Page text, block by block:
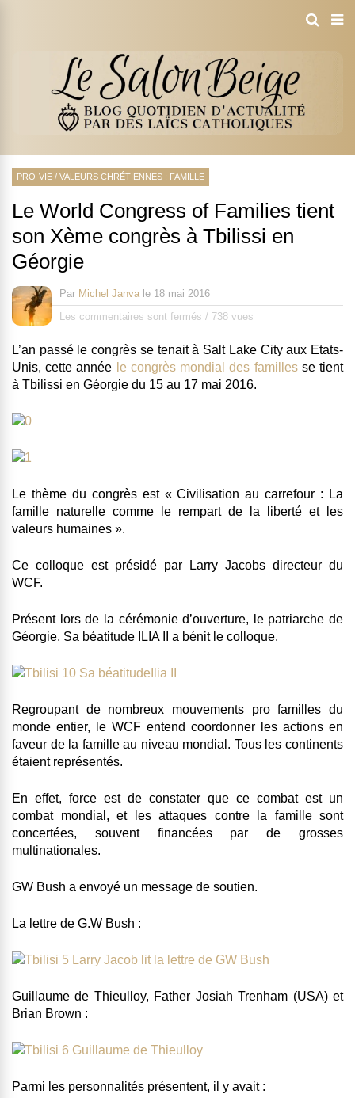
PRO-VIE / VALEURS CHRÉTIENNES : FAMILLE
Le World Congress of Families tient
son Xème congrès à Tbilissi en
Géorgie
Par Michel Janva le 18 mai 2016
Les commentaires sont fermés / 738 vues
L’an passé le congrès se tenait à Salt Lake City aux Etats-
Unis, cette année le congrès mondial des famillesse tient
à Tbilissi en Géorgie du 15 au 17 mai 2016.
Le thème du congrès est «Civilisation au carrefour : La
famille naturelle comme le rempart de la liberté et les
valeurs humaines ».
Ce colloque est présidé par Larry Jacobs directeur du
WCF.
Présent lors de la cérémonie d’ouverture, le patriarche de
Géorgie, Sa béatitude ILIA II a bénit le colloque.
Regroupant de nombreux mouvements pro familles du
monde entier, le WCF entend coordonner les actions en
faveur de la famille au niveau mondial. Tous les continents
étaient représentés.
En effet, force est de constater que ce combat est un
combat mondial, et les attaques contre la famille sont
concertées, souvent financées par de grosses
multinationales.
GW Bush a envoyé un message de soutien.
La lettre de G.W Bush :
Guillaume de Thieulloy, Father Josiah Trenham (USA) et
Brian Brown :
Parmi les personnalités présentent, il y avait :